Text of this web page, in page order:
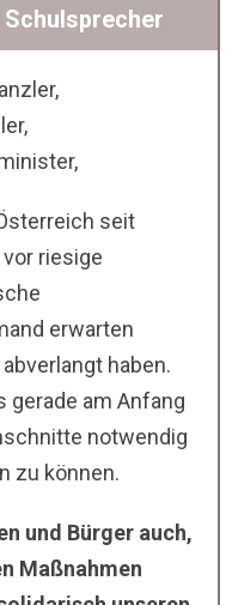
seit
riesige
erwarten
haben.
gerade am Anfang
notwendig
zu können.
und Bürger auch,
Maßnahmen